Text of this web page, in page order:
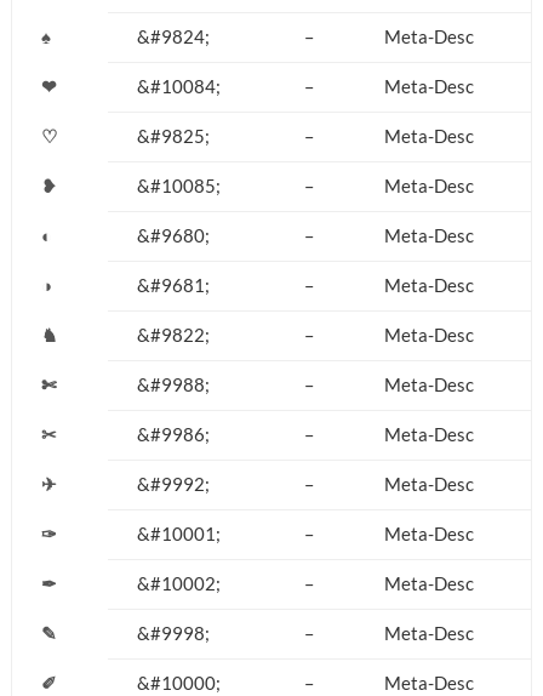
♠ &#9824; – Meta-Desc
❤ &#10084; – Meta-Desc
♡ &#9825; – Meta-Desc
❥ &#10085; – Meta-Desc
◐ &#9680; – Meta-Desc
◑ &#9681; – Meta-Desc
♞ &#9822; – Meta-Desc
✄ &#9988; – Meta-Desc
✂ &#9986; – Meta-Desc
✈ &#9992; – Meta-Desc
✑ &#10001; – Meta-Desc
✒ &#10002; – Meta-Desc
✎ &#9998; – Meta-Desc
✐ &#10000; – Meta-Desc